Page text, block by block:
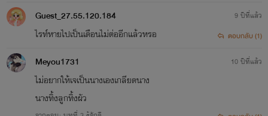
Guest_27.55.120.184
ไรท์หายไปเป็นเดือนไม่ต่ออีกแล้วหรอ
9 ปีที่แล้ว
ตอบกลับ (1)
Meyou1731
ไม่อยากให้เจเป็นนางเองเกลียดนาง
นางทิ้งลูกทิ้งผัว
10 ปีที่แล้ว